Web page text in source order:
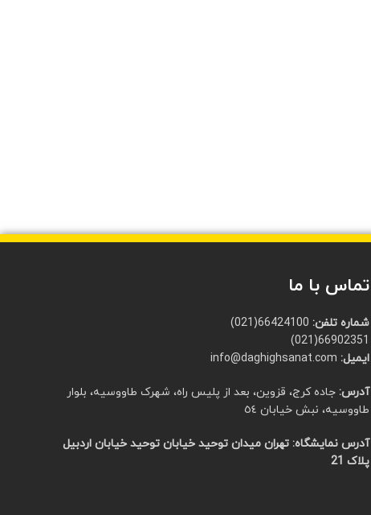
تماس با ما
شماره تلفن:
66902351(021)
ایمیل:
آدرس: جاده کرج، قزوین، بعد از پلیس راه، شهرک طاووسیه، بلوار
طاووسیه، نبش خیابان ٥٤
آدرس نمایشگاه: تهران میدان توحید خیابان توحید خیابان اردبیل
پلاک 21